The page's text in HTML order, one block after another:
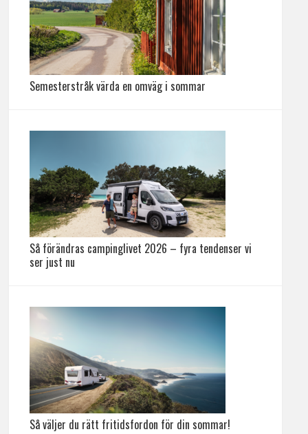
Semesterstråk värda en omväg i sommar
Så förändras campinglivet 2026 – fyra tendenser vi
ser just nu
Så väljer du rätt fritidsfordon för din sommar!